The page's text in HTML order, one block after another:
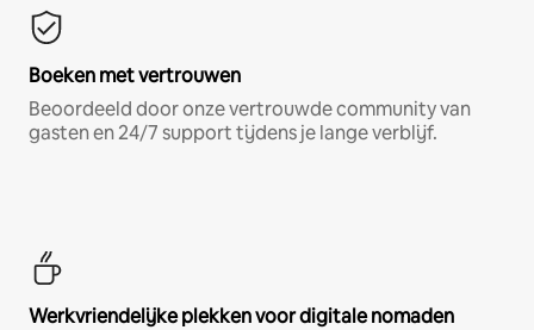
Boeken met vertrouwen
Beoordeeld door onze vertrouwde community van
gasten en 24/7 support tijdens je lange verblijf.
Werkvriendelijke plekken voor digitale nomaden